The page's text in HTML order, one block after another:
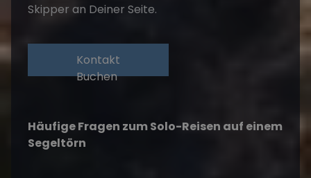
Skipper an Deiner Seite.
Kontakt
Buchen
Häufige Fragen zum Solo-Reisen auf einem
Segeltörn